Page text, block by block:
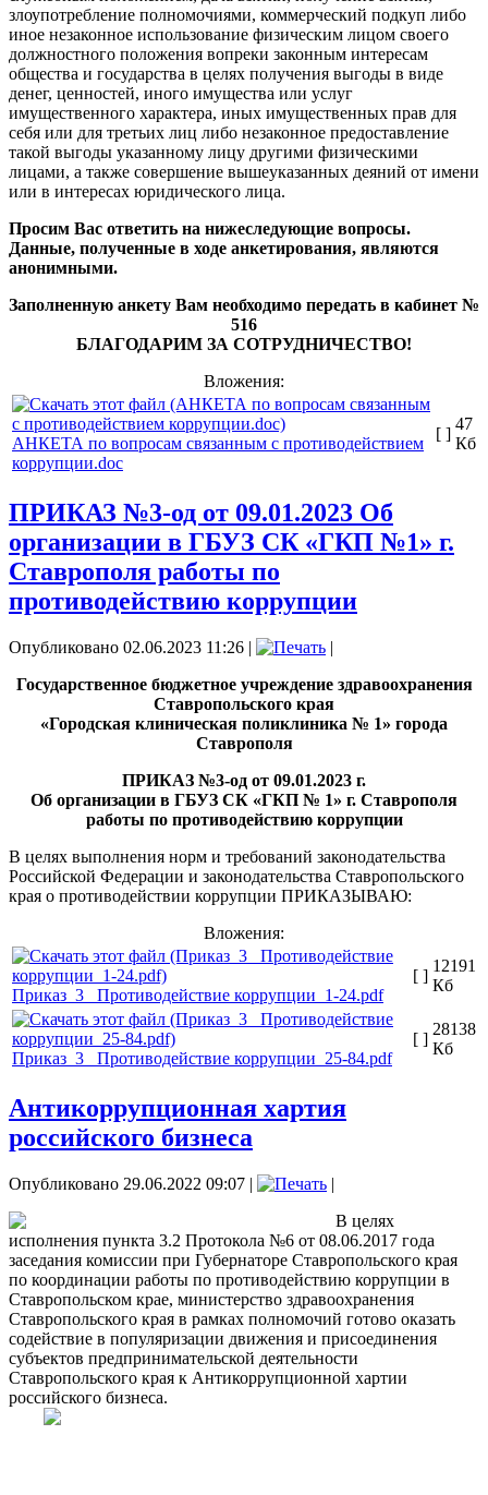
злоупотребление полномочиями, коммерческий подкуп либо
иное незаконное использование физическим лицом своего
должностного положения вопреки законным интересам
общества и государства в целях получения выгоды в виде
денег, ценностей, иного имущества или услуг
имущественного характера, иных имущественных прав для
себя или для третьих лиц либо незаконное предоставление
такой выгоды указанному лицу другими физическими
лицами, а также совершение вышеуказанных деяний от имени
или в интересах юридического лица.
Просим Вас ответить на нижеследующие вопросы.
Данные, полученные в ходе анкетирования, являются
анонимными.
Заполненную анкету Вам необходимо передать в кабинет №
516
БЛАГОДАРИМ ЗА СОТРУДНИЧЕСТВО!
Вложения:
АНКЕТА по вопросам связанным с противодействием
коррупции.doc
[ ]
47
Кб
ПРИКАЗ №3-од от 09.01.2023 Об
организации в ГБУЗ СК «ГКП №1» г.
Ставрополя работы по
противодействию коррупции
Опубликовано 02.06.2023 11:26 |
|
Государственное бюджетное учреждение здравоохранения
Ставропольского края
«Городская клиническая поликлиника № 1» города
Ставрополя
ПРИКАЗ №3-од от 09.01.2023 г.
Об организации в ГБУЗ СК «ГКП № 1» г. Ставрополя
работы по противодействию коррупции
В целях выполнения норм и требований законодательства
Российской Федерации и законодательства Ставропольского
края о противодействии коррупции ПРИКАЗЫВАЮ:
Вложения:
Приказ_3_ Противодействие коррупции_1-24.pdf
[ ]
12191
Кб
Приказ_3_ Противодействие коррупции_25-84.pdf
[ ]
28138
Кб
Антикоррупционная хартия
российского бизнеса
Опубликовано 29.06.2022 09:07 |
|
В целях
исполнения пункта 3.2 Протокола №6 от 08.06.2017 года
заседания комиссии при Губернаторе Ставропольского края
по координации работы по противодействию коррупции в
Ставропольском крае, министерство здравоохранения
Ставропольского края в рамках полномочий готово оказать
содействие в популяризации движения и присоединения
субъектов предпринимательской деятельности
Ставропольского края к Антикоррупционной хартии
российского бизнеса.